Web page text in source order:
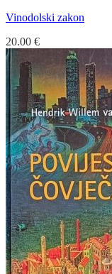
Vinodolski zakon
20.00 €